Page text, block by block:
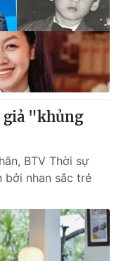
Việt
bằng AI
giả "khủng
BTV Thời sự
bởi nhan sắc trẻ